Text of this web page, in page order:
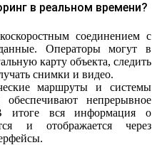
в реальном времени?
соединением с
Операторы могут в
карту объекта, следить
снимки и видео.
маршруты и системы
непрерывное
итоге вся информация о
и отображается через